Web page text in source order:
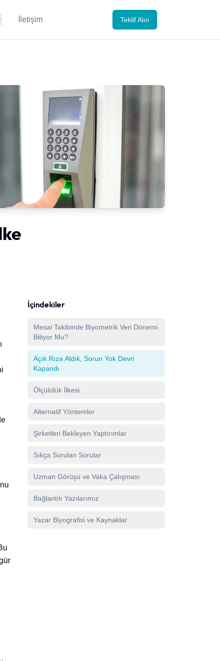
İletişim Teklif Alın
İçindekiler
Mesai Takibinde Biyometrik Veri Dönemi
Bitiyor Mu?
Açık Rıza Aldık, Sorun Yok Devri
Kapandı
Ölçülülük İlkesi
Alternatif Yöntemler
Şirketleri Bekleyen Yaptırımlar
Sıkça Sorulan Sorular
Uzman Görüşü ve Vaka Çalışması
Bağlantılı Yazılarımız
Yazar Biyografisi ve Kaynaklar